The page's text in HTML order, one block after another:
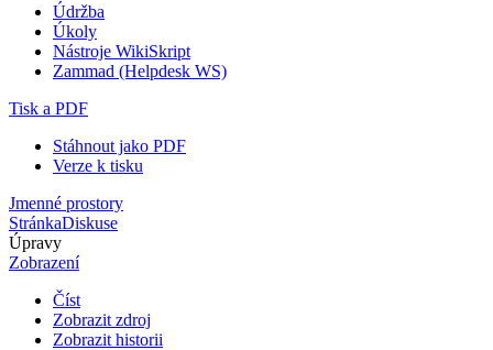
Údržba
Úkoly
Nástroje WikiSkript
Zammad (Helpdesk WS)
Tisk a PDF
Stáhnout jako PDF
Verze k tisku
Jmenné prostory
StránkaDiskuse
Úpravy
Zobrazení
Číst
Zobrazit zdroj
Zobrazit historii